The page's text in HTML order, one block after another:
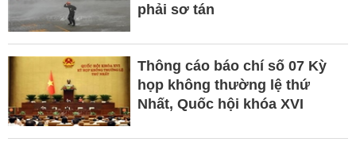
phải sơ tán
Thông cáo báo chí số 07 Kỳ
họp không thường lệ thứ
Nhất, Quốc hội khóa XVI